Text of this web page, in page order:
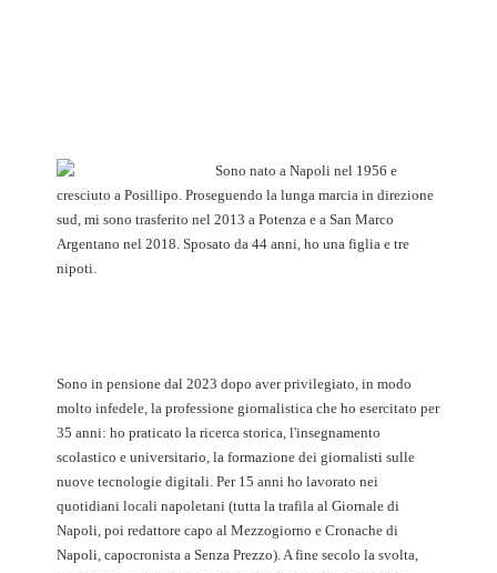
Mario
Zicchieri
Sono nato a Napoli nel 1956 e
cresciuto a Posillipo. Proseguendo la lunga marcia in direzione
sud, mi sono trasferito nel 2013 a Potenza e a San Marco
Argentano nel 2018. Sposato da 44 anni, ho una figlia e tre
nipoti.
Sono in pensione dal 2023 dopo aver privilegiato, in modo
molto infedele, la professione giornalistica che ho esercitato per
35 anni: ho praticato la ricerca storica, l'insegnamento
scolastico e universitario, la formazione dei giornalisti sulle
nuove tecnologie digitali. Per 15 anni ho lavorato nei
quotidiani locali napoletani (tutta la trafila al Giornale di
Napoli, poi redattore capo al Mezzogiorno e Cronache di
Napoli, capocronista a Senza Prezzo). A fine secolo la svolta,